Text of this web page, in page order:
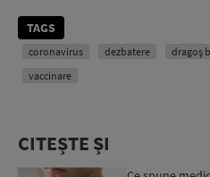
TAGS
coronavirus dezbatere dragoș
vaccinare
CITEȘTE ȘI